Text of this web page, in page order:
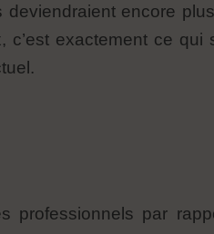
encore
exactement ce qui
professionnels par